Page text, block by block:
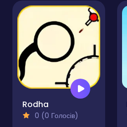
Rodha
0 (0 Голосів)